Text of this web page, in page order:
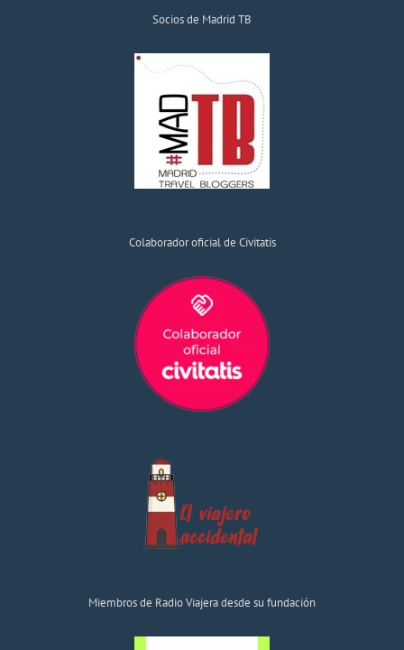
Socios de Madrid TB
Colaborador oficial de Civitatis
Miembros de Radio Viajera desde su fundación